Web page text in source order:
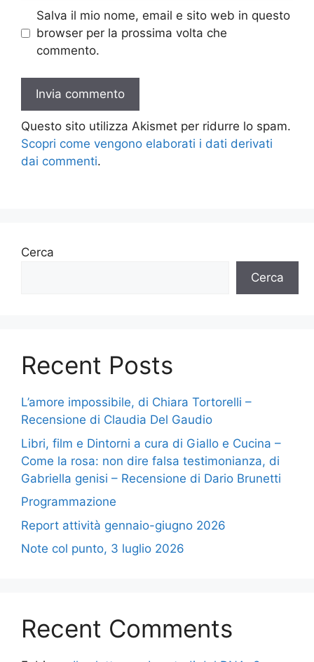
Salva il mio nome, email e sito web in questo
browser per la prossima volta che
commento.
Questo sito utilizza Akismet per ridurre lo spam.
Scopri come vengono elaborati i dati derivati
dai commenti.
Cerca
Cerca
Recent Posts
L’amore impossibile, di Chiara Tortorelli –
Recensione di Claudia Del Gaudio
Libri, film e Dintorni a cura di Giallo e Cucina –
Come la rosa: non dire falsa testimonianza, di
Gabriella genisi – Recensione di Dario Brunetti
Programmazione
Report attività gennaio-giugno 2026
Note col punto, 3 luglio 2026
Recent Comments